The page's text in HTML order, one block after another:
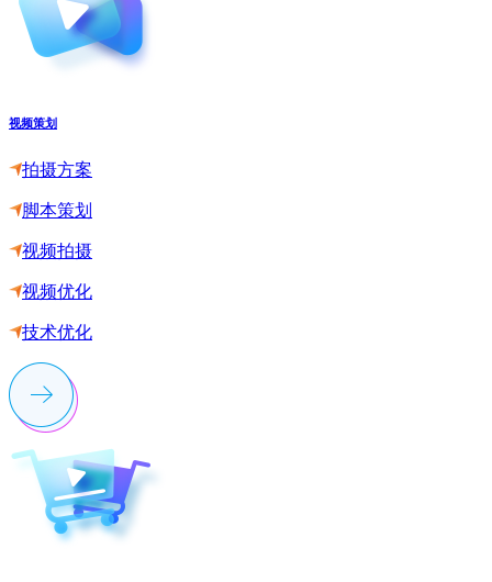
视频策划
拍摄方案
脚本策划
视频拍摄
视频优化
技术优化